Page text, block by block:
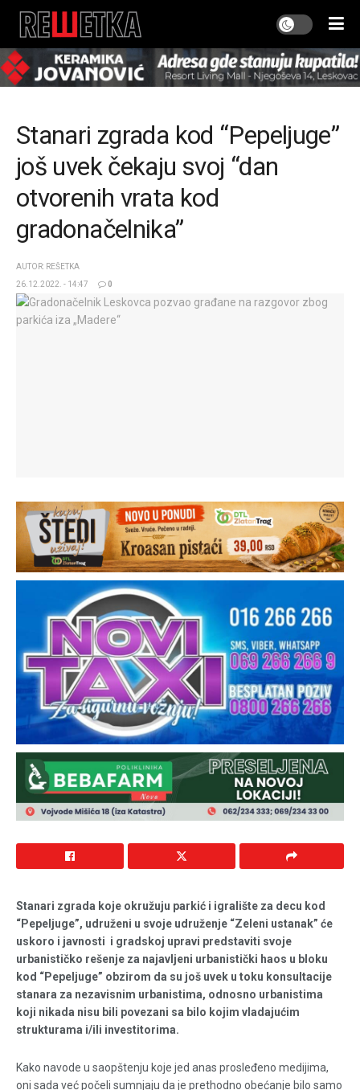
Stanari zgrada kod “Pepeljuge”
još uvek čekaju svoj “dan
otvorenih vrata kod
gradonačelnika”
AUTOR: REŠETKA
26.12.2022. - 14:47
0
Stanari zgrada koje okružuju parkić i igralište za decu kod
“Pepeljuge”, udruženi u svoje udruženje “Zeleni ustanak” će
uskoro i javnosti i gradskoj upravi predstaviti svoje
urbanističko rešenje za najavljeni urbanistički haos u bloku
kod “Pepeljuge” obzirom da su još uvek u toku konsultacije
stanara za nezavisnim urbanistima, odnosno urbanistima
koji nikada nisu bili povezani sa bilo kojim vladajućim
strukturama i/ili investitorima.
Kako navode u saopštenju koje jed anas prosleđeno medijima,
oni sada već počeli sumnjaju da je prethodno obećanje bilo samo